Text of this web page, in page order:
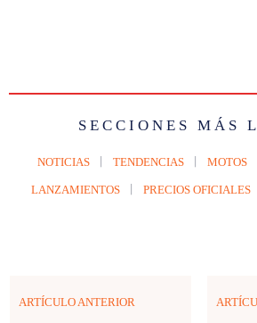
SECCIONES MÁS
NOTICIAS TENDENCIAS MOTOS
LANZAMIENTOS PRECIOS OFICIALES
ARTÍCULO ANTERIOR